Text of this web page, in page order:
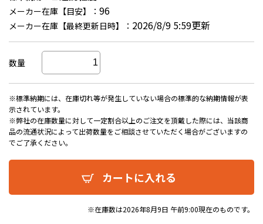
メーカー在庫【目安】： 96
メーカー在庫【最終更新日時】： 2026/8/9 5:59更新
数量
※標準納期には、在庫切れ等が発生していない場合の標準的な納期情報が表
示されています。
※弊社の在庫数量に対して一定割合以上のご注文を頂戴した際には、当該商
品の流通状況によって出荷数量をご相談させていただく場合がございますの
でご了承ください。
カートに入れる
※在庫数は2026年8月9日 午前9:00現在のものです。